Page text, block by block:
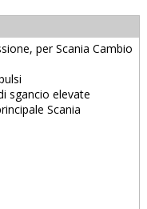
per Scania Cambio
sgancio elevate
Scania